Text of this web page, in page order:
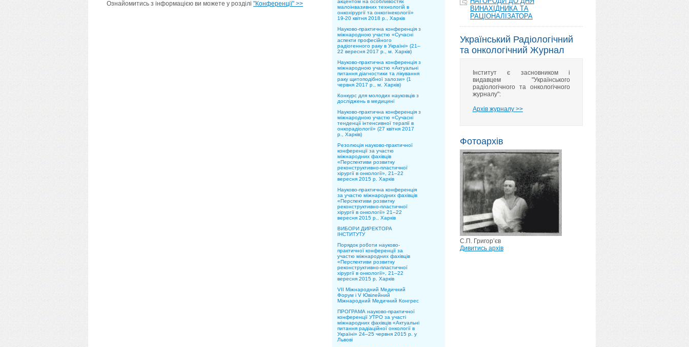
акцентом на особливостях
малоінвазивних технологій в
онкохірургії та онкогінекології»
19-20 квітня 2018 р., Харків
Науково-практична конференція з
міжнародною участю «Сучасні
аспекти професійного
радіогенного раку в Україні» (21–
22 вересня 2017 р., м. Харків)
Науково-практична конференція з
міжнародною участю «Актуальні
питання діагностики та лікування
раку щитоподібної залози» (1
червня 2017 р., м. Харків)
Конкурс для молодих науковців з
досліджень в медицині
Науково-практична конференція з
міжнародною участю «Сучасні
тенденції інтенсивної терапії в
онкорадіології» (27 квітня 2017
р., Харків)
Резолюція науково-практичної
конференції за участю
міжнародних фахівців
«Перспективи розвитку
реконструктивно-пластичної
хірургії в онкології», 21–22
вересня 2015 р. Харків
Науково-практична конференція
за участю міжнародних фахівців
«Перспективи розвитку
реконструктивно-пластичної
хірургії в онкології» 21–22
вересня 2015 р., Харків
ВИБОРИ ДИРЕКТОРА
ІНСТИТУТУ
Порядок роботи науково-
практичної конференції за
участю міжнародних фахівців
«Перспективи розвитку
реконструктивно-пластичної
хірургії в онкології», 21–22
вересня 2015 р. Харків
VII Міжнародний Медичний
Форум і V Ювілейний
Міжнародний Медичний Конгрес
ПРОГРАМА науково-практичної
конференції УТРО за участі
міжнародних фахівців «Актуальні
питання радіаційної онкології в
Україні» 24–25 червня 2015 р. у
Львові
Ознайомитись з інформацією ви можете у роздiлi "Конференції" >>
ВИНАХІДНИКА ТА
РАЦІОНАЛІЗАТОРА
Український Радіологічний
та онкологічний Журнал
Інститут є засновником і
видавцем "Українського
радіологічного та онкологічного
журналу":
Архів журналу >>
Фотоархів
С.П. Григор’єв
Дивитись архів